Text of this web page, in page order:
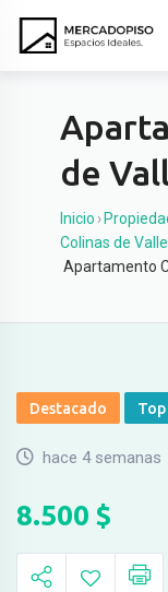
de
Inicio ›
Colinas de
Apartamento
Destacado Top
hace 4 semanas
8.500 $